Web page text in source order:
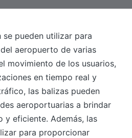
se pueden utilizar para
aeropuerto de varias
movimiento de los usuarios,
en tiempo real y
las balizas pueden
aeroportuarias a brindar
y eficiente. Además, las
para proporcionar